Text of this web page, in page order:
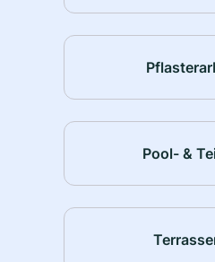
Pool- &